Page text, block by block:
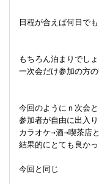
日程が合えば何日で
もちろん泊まりでしょ
一次会だけ参加の方
今回のようにｎ次会と
参加者が自由に出入
カラオケ→酒→喫茶店
結果的にとても良かっ
今回と同じ